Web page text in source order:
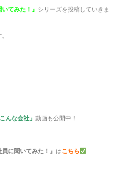
てみた！』 シリーズを投稿していきま
んな会社」 動画も公開中！
に聞いてみた！』 はこちら